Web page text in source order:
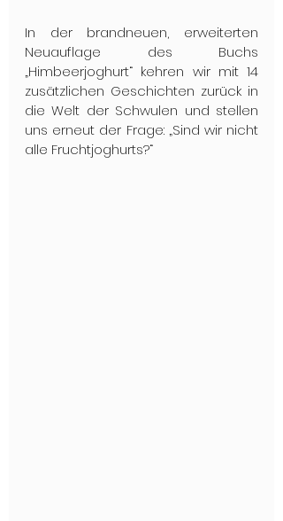
In der brandneuen, erweiterten
Neuauflage des Buchs
„Himbeerjoghurt“ kehren wir mit 14
zusätzlichen Geschichten zurück in
die Welt der Schwulen und stellen
uns erneut der Frage: „Sind wir nicht
alle Fruchtjoghurts?“